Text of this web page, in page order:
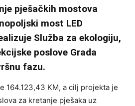
pješačkih mostova
most LED
Služba za ekologiju,
poslove Grada
fazu.
164.123,43 KM, a cilj projekta je
za kretanje pješaka uz